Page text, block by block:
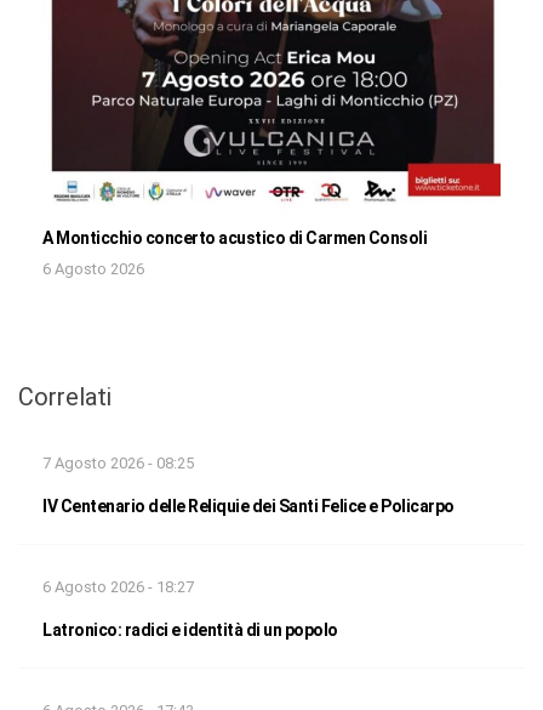
A Monticchio concerto acustico di Carmen Consoli
6 Agosto 2026
Correlati
7 Agosto 2026 - 08:25
IV Centenario delle Reliquie dei Santi Felice e Policarpo
6 Agosto 2026 - 18:27
Latronico: radici e identità di un popolo